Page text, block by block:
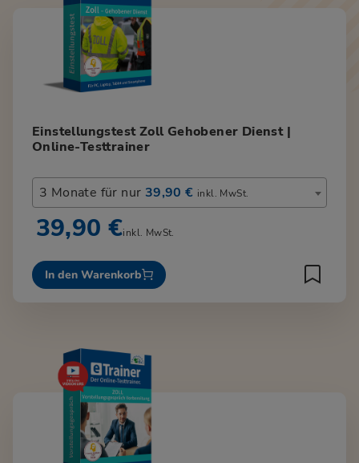
Einstellungstest Zoll Gehobener Dienst |
Online-Testtrainer
3 Monate für nur 39,90 € inkl. MwSt.
39,90 €inkl. MwSt.
In den Warenkorb